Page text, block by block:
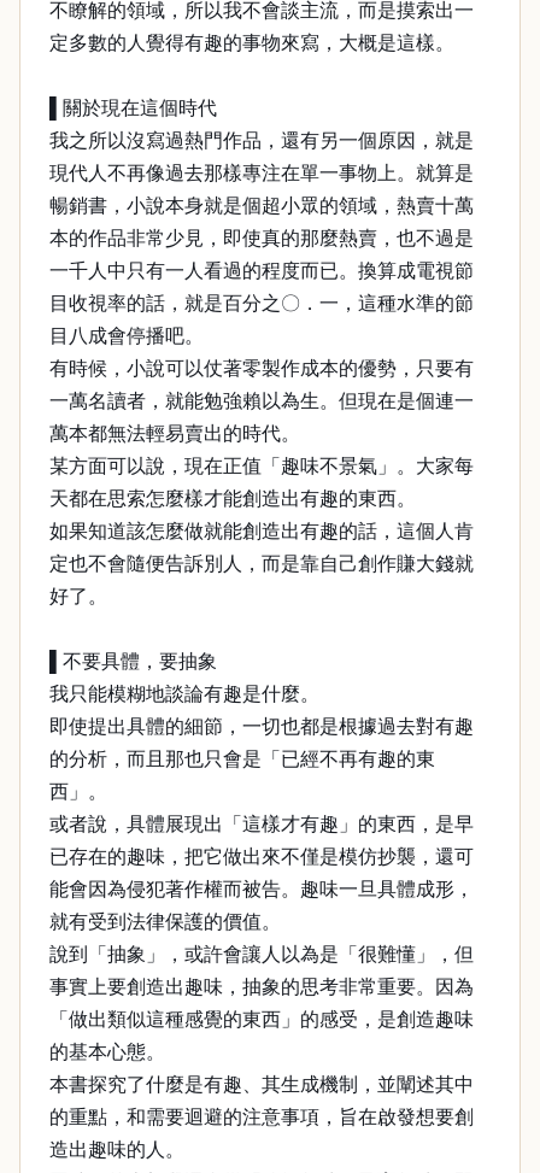
不瞭解的領域，所以我不會談主流，而是摸索出一
定多數的人覺得有趣的事物來寫，大概是這樣。
▌關於現在這個時代
我之所以沒寫過熱門作品，還有另一個原因，就是
現代人不再像過去那樣專注在單一事物上。就算是
暢銷書，小說本身就是個超小眾的領域，熱賣十萬
本的作品非常少見，即使真的那麼熱賣，也不過是
一千人中只有一人看過的程度而已。換算成電視節
目收視率的話，就是百分之〇．一，這種水準的節
目八成會停播吧。
有時候，小說可以仗著零製作成本的優勢，只要有
一萬名讀者，就能勉強賴以為生。但現在是個連一
萬本都無法輕易賣出的時代。
某方面可以說，現在正值「趣味不景氣」。大家每
天都在思索怎麼樣才能創造出有趣的東西。
如果知道該怎麼做就能創造出有趣的話，這個人肯
定也不會隨便告訴別人，而是靠自己創作賺大錢就
好了。
▌不要具體，要抽象
我只能模糊地談論有趣是什麼。
即使提出具體的細節，一切也都是根據過去對有趣
的分析，而且那也只會是「已經不再有趣的東
西」。
或者說，具體展現出「這樣才有趣」的東西，是早
已存在的趣味，把它做出來不僅是模仿抄襲，還可
能會因為侵犯著作權而被告。趣味一旦具體成形，
就有受到法律保護的價值。
說到「抽象」，或許會讓人以為是「很難懂」，但
事實上要創造出趣味，抽象的思考非常重要。因為
「做出類似這種感覺的東西」的感受，是創造趣味
的基本心態。
本書探究了什麼是有趣、其生成機制，並闡述其中
的重點，和需要迴避的注意事項，旨在啟發想要創
造出趣味的人。